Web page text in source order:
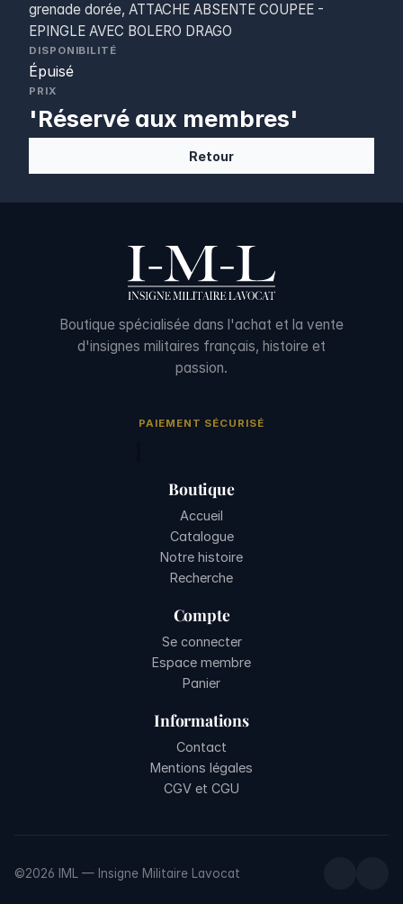
grenade dorée, ATTACHE ABSENTE COUPEE -
EPINGLE AVEC BOLERO DRAGO
DISPONIBILITÉ
Épuisé
PRIX
'Réservé aux membres'
Retour
Boutique spécialisée dans l'achat et la vente
d'insignes militaires français, histoire et
passion.
PAIEMENT SÉCURISÉ
Boutique
Accueil
Catalogue
Notre histoire
Recherche
Compte
Se connecter
Espace membre
Panier
Informations
Contact
Mentions légales
CGV et CGU
©2026 IML — Insigne Militaire Lavocat